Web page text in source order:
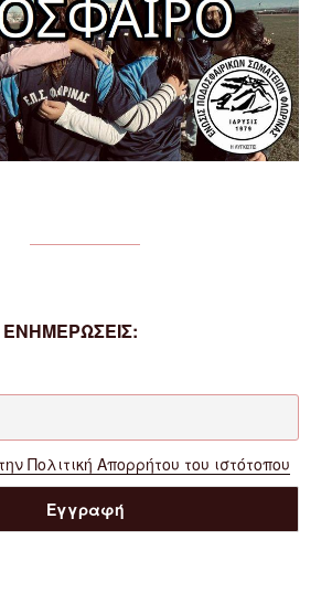
ΕΝΗΜΕΡΩΣΕΙΣ:
Πολιτική Απορρήτου του ιστότοπου